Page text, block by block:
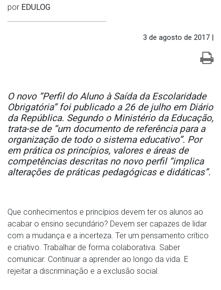
por EDULOG
3 de agosto de 2017 |
O novo “Perfil do Aluno à Saída da Escolaridade
Obrigatória” foi publicado a 26 de julho em Diário
da República. Segundo o Ministério da Educação,
trata-se de “um documento de referência para a
organização de todo o sistema educativo”. Por
em prática os princípios, valores e áreas de
competências descritas no novo perfil “implica
alterações de práticas pedagógicas e didáticas”.
Que conhecimentos e princípios devem ter os alunos ao
acabar o ensino secundário? Devem ser capazes de lidar
com a mudança e a incerteza. Ter um pensamento crítico
e criativo. Trabalhar de forma colaborativa. Saber
comunicar. Continuar a aprender ao longo da vida. E
rejeitar a discriminação e a exclusão social.